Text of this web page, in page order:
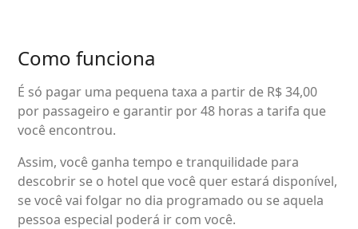
Como funciona
É só pagar uma pequena taxa a partir de R$ 34,00
por passageiro e garantir por 48 horas a tarifa que
você encontrou.
Assim, você ganha tempo e tranquilidade para
descobrir se o hotel que você quer estará disponível,
se você vai folgar no dia programado ou se aquela
pessoa especial poderá ir com você.